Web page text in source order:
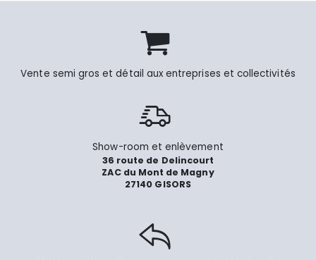
Vente semi gros et détail aux entreprises et collectivités
Show-room et enlèvement
36 route de Delincourt
ZAC du Mont de Magny
27140 GISORS